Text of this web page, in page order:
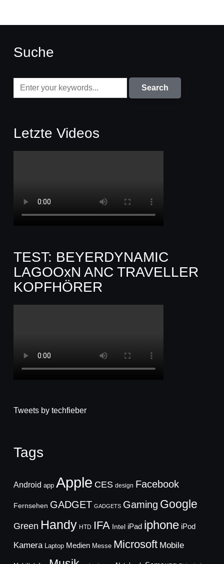
Suche
Letzte Videos
TEST: BEYERDYNAMIC
LAGOOxN ANC TRAVELLER
KOPFHÖRER
Tweets by techfieber
Tags
Android app Apple CES design Facebook
Fernsehen GADGET GADGETS Gaming Google
Green Handy HTD IFA Intel iPad iphone iPod
Kamera Laptop Medien Messe Microsoft Mobile